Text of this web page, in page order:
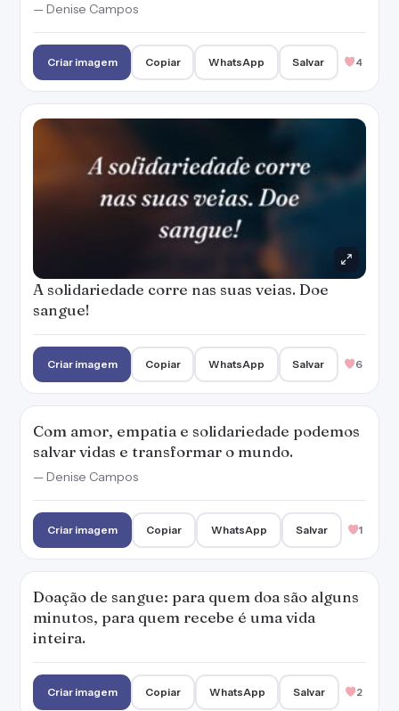
— Denise Campos
Criar imagem Copiar WhatsApp Salvar 4
A solidariedade corre nas suas veias. Doe
sangue!
Criar imagem Copiar WhatsApp Salvar 6
Com amor, empatia e solidariedade podemos
salvar vidas e transformar o mundo.
— Denise Campos
Criar imagem Copiar WhatsApp Salvar 1
Doação de sangue: para quem doa são alguns
minutos, para quem recebe é uma vida
inteira.
Criar imagem Copiar WhatsApp Salvar 2